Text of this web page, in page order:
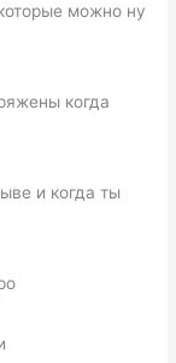
можно ну
когда
и когда ты